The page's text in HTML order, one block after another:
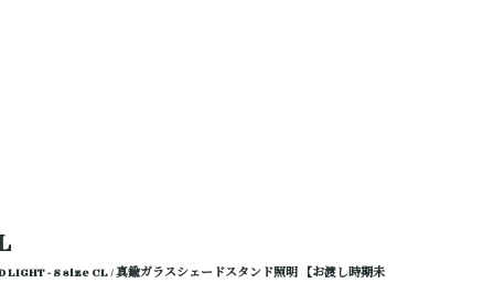
LIGHT - S size CL / 真鍮ガラスシェードスタンド照明 【お渡し時期未